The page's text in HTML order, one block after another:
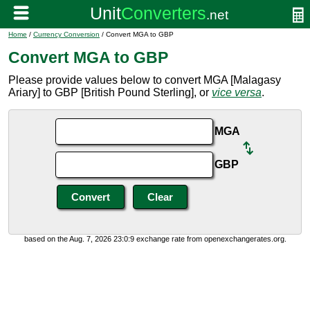
Home / Currency Conversion / Convert MGA to GBP
Convert MGA to GBP
Please provide values below to convert MGA [Malagasy
Ariary] to GBP [British Pound Sterling], or vice versa.
MGA
GBP
based on the Aug. 7, 2026 23:0:9 exchange rate from openexchangerates.org.